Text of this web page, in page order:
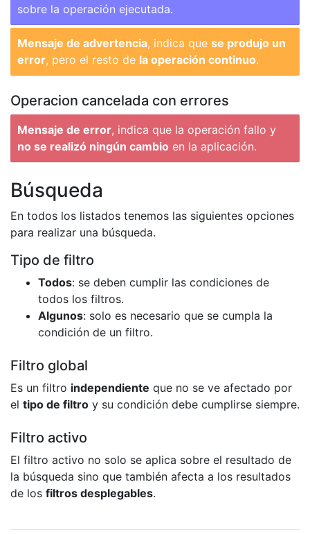
sobre la operación ejecutada.
Mensaje de advertencia, indica que se produjo un
error, pero el resto de la operación continuo.
Operacion cancelada con errores
Mensaje de error, indica que la operación fallo y
no se realizó ningún cambio en la aplicación.
Búsqueda
En todos los listados tenemos las siguientes opciones
para realizar una búsqueda.
Tipo de filtro
Todos: se deben cumplir las condiciones de
todos los filtros.
Algunos: solo es necesario que se cumpla la
condición de un filtro.
Filtro global
Es un filtro independiente que no se ve afectado por
el tipo de filtro y su condición debe cumplirse siempre.
Filtro activo
El filtro activo no solo se aplica sobre el resultado de
la búsqueda sino que también afecta a los resultados
de los filtros desplegables.